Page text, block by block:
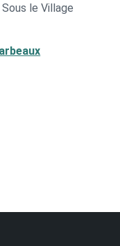
le Village